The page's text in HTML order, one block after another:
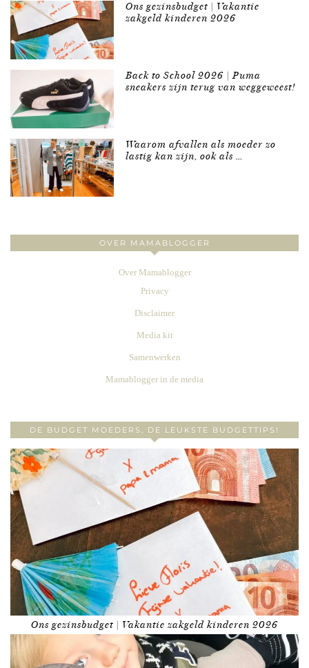
Ons gezinsbudget | Vakantie
zakgeld kinderen 2026
Back to School 2026 | Puma
sneakers zijn terug van weggeweest!
Waarom afvallen als moeder zo
lastig kan zijn, ook als …
OVER MAMABLOGGER
Over Mamablogger
Privacy
Disclaimer
Media kit
Samenwerken
Mamablogger in de media
DE BUDGET MOEDERS, DE LEUKSTE BUDGETTIPS!
Ons gezinsbudget | Vakantie zakgeld kinderen 2026